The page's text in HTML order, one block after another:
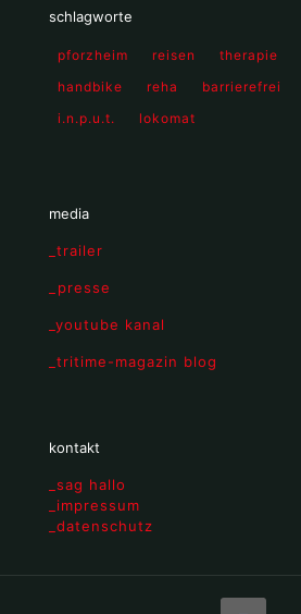
schlagworte
pforzheim reisen therapie
handbike
reha barrierefrei
i.n.p.u.t.
lokomat
media
_trailer
_presse
_youtube kanal
_tritime-magazin blog
kontakt
_sag hallo
_impressum
_datenschutz